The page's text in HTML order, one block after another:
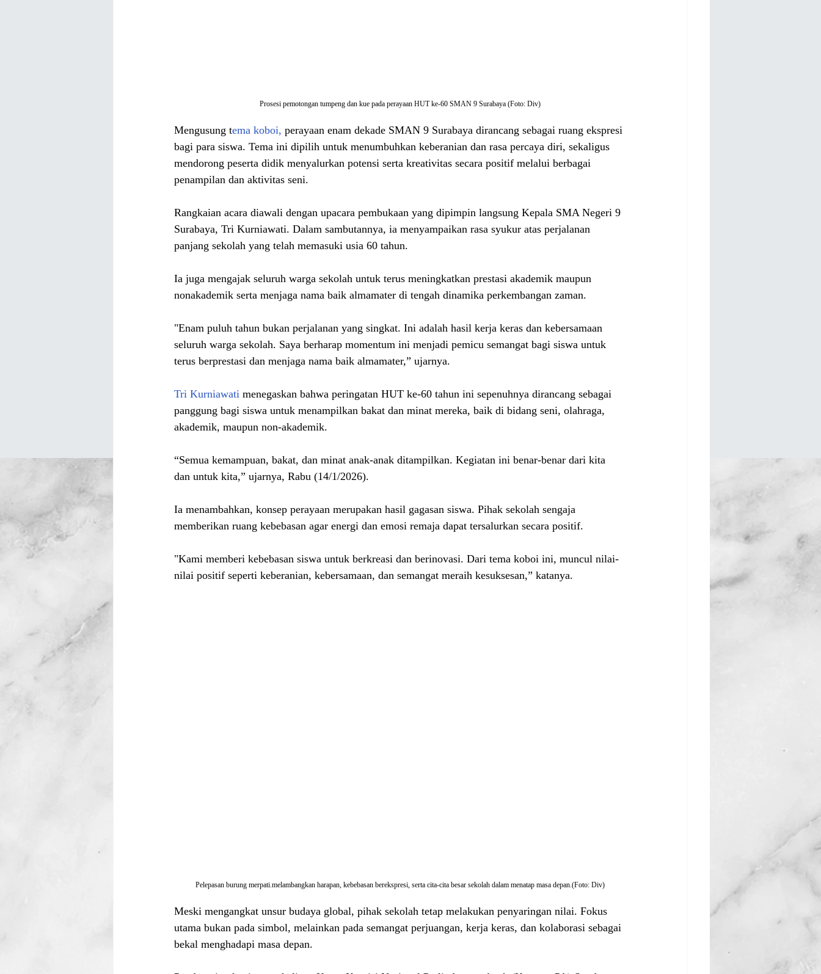
Prosesi pemotongan tumpeng dan kue pada perayaan HUT ke-60 SMAN 9 Surabaya (Foto: Div)
Mengusung tema koboi, perayaan enam dekade SMAN 9 Surabaya dirancang sebagai ruang ekspresi
bagi para siswa. Tema ini dipilih untuk menumbuhkan keberanian dan rasa percaya diri, sekaligus
mendorong peserta didik menyalurkan potensi serta kreativitas secara positif melalui berbagai
penampilan dan aktivitas seni.
Rangkaian acara diawali dengan upacara pembukaan yang dipimpin langsung Kepala SMA Negeri 9
Surabaya, Tri Kurniawati. Dalam sambutannya, ia menyampaikan rasa syukur atas perjalanan
panjang sekolah yang telah memasuki usia 60 tahun.
Ia juga mengajak seluruh warga sekolah untuk terus meningkatkan prestasi akademik maupun
nonakademik serta menjaga nama baik almamater di tengah dinamika perkembangan zaman.
"Enam puluh tahun bukan perjalanan yang singkat. Ini adalah hasil kerja keras dan kebersamaan
seluruh warga sekolah. Saya berharap momentum ini menjadi pemicu semangat bagi siswa untuk
terus berprestasi dan menjaga nama baik almamater,” ujarnya.
Tri Kurniawati menegaskan bahwa peringatan HUT ke-60 tahun ini sepenuhnya dirancang sebagai
panggung bagi siswa untuk menampilkan bakat dan minat mereka, baik di bidang seni, olahraga,
akademik, maupun non-akademik.
“Semua kemampuan, bakat, dan minat anak-anak ditampilkan. Kegiatan ini benar-benar dari kita
dan untuk kita,” ujarnya, Rabu (14/1/2026).
Ia menambahkan, konsep perayaan merupakan hasil gagasan siswa. Pihak sekolah sengaja
memberikan ruang kebebasan agar energi dan emosi remaja dapat tersalurkan secara positif.
"Kami memberi kebebasan siswa untuk berkreasi dan berinovasi. Dari tema koboi ini, muncul nilai-
nilai positif seperti keberanian, kebersamaan, dan semangat meraih kesuksesan,” katanya.
Pelepasan burung merpati.melambangkan harapan, kebebasan berekspresi, serta cita-cita besar sekolah dalam menatap masa depan.(Foto: Div)
Meski mengangkat unsur budaya global, pihak sekolah tetap melakukan penyaringan nilai. Fokus
utama bukan pada simbol, melainkan pada semangat perjuangan, kerja keras, dan kolaborasi sebagai
bekal menghadapi masa depan.